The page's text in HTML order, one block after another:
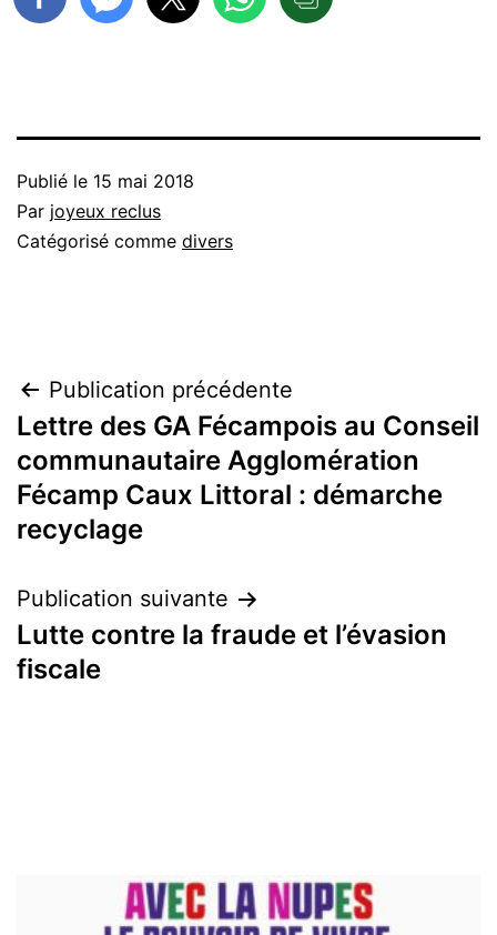
Publié le 15 mai 2018
Par joyeux reclus
Catégorisé comme divers
Navigation
de
l’article
Publication précédente
Lettre des GA Fécampois au Conseil
communautaire Agglomération
Fécamp Caux Littoral : démarche
recyclage
Publication suivante
Lutte contre la fraude et l’évasion
fiscale